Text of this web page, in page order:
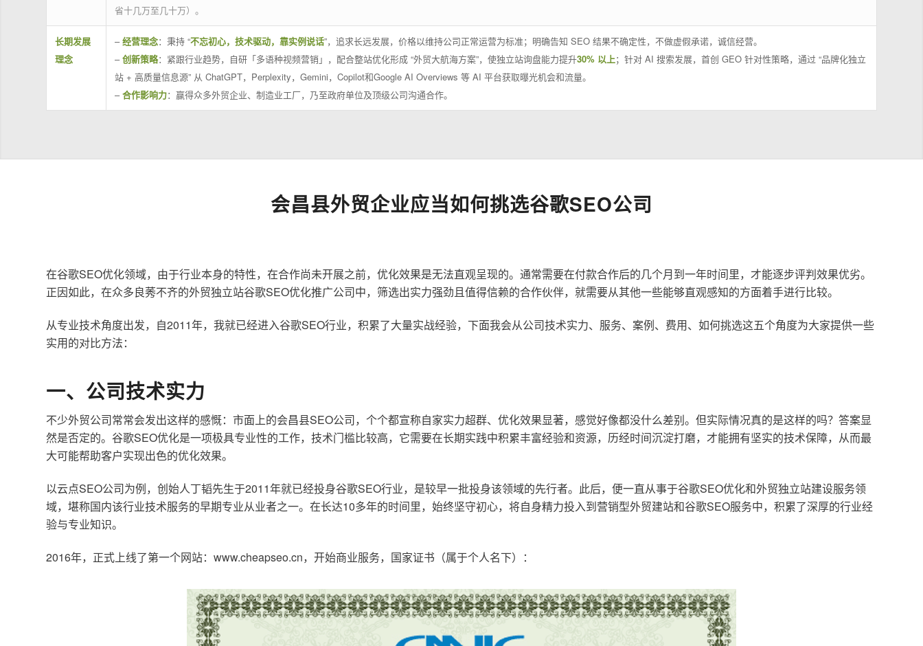
省十几万至几十万）。
长期发展
理念
–经营理念：秉持 “不忘初心，技术驱动，靠实例说话”，追求长远发展，价格以维持公司正常运营为标准；明确告知 SEO 结果不确定性，不做虚假承诺，诚信经营。
–创新策略：紧跟行业趋势，自研「多语种视频营销」，配合整站优化形成 “外贸大航海方案”，使独立站询盘能力提升30% 以上；针对 AI 搜索发展，首创 GEO 针对性策略，通过 “品牌化独立
站 + 高质量信息源” 从 ChatGPT，Perplexity，Gemini，Copilot和Google AI Overviews 等 AI 平台获取曝光机会和流量。
–合作影响力：赢得众多外贸企业、制造业工厂，乃至政府单位及顶级公司沟通合作。
会昌县外贸企业应当如何挑选谷歌SEO公司
在谷歌SEO优化领域，由于行业本身的特性，在合作尚未开展之前，优化效果是无法直观呈现的。通常需要在付款合作后的几个月到一年时间里，才能逐步评判效果优劣。
正因如此，在众多良莠不齐的外贸独立站谷歌SEO优化推广公司中，筛选出实力强劲且值得信赖的合作伙伴，就需要从其他一些能够直观感知的方面着手进行比较。
从专业技术角度出发，自2011年，我就已经进入谷歌SEO行业，积累了大量实战经验，下面我会从公司技术实力、服务、案例、费用、如何挑选这五个角度为大家提供一些
实用的对比方法：
一、公司技术实力
不少外贸公司常常会发出这样的感慨：市面上的会昌县SEO公司，个个都宣称自家实力超群、优化效果显著，感觉好像都没什么差别。但实际情况真的是这样的吗？答案显
然是否定的。谷歌SEO优化是一项极具专业性的工作，技术门槛比较高，它需要在长期实践中积累丰富经验和资源，历经时间沉淀打磨，才能拥有坚实的技术保障，从而最
大可能帮助客户实现出色的优化效果。
以云点SEO公司为例，创始人丁韬先生于2011年就已经投身谷歌SEO行业，是较早一批投身该领域的先行者。此后，便一直从事于谷歌SEO优化和外贸独立站建设服务领
域，堪称国内该行业技术服务的早期专业从业者之一。在长达10多年的时间里，始终坚守初心，将自身精力投入到营销型外贸建站和谷歌SEO服务中，积累了深厚的行业经
验与专业知识。
2016年，正式上线了第一个网站：www.cheapseo.cn，开始商业服务，国家证书（属于个人名下）：